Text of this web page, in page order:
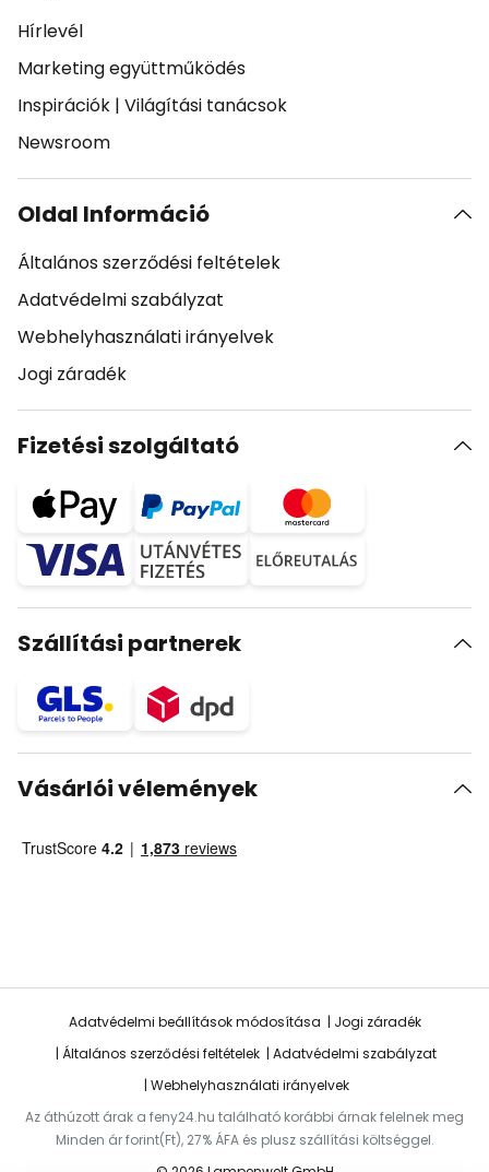
Hírlevél
Marketing együttműködés
Inspirációk | Világítási tanácsok
Newsroom
Oldal Információ
Általános szerződési feltételek
Adatvédelmi szabályzat
Webhelyhasználati irányelvek
Jogi záradék
Fizetési szolgáltató
Szállítási partnerek
Vásárlói vélemények
Adatvédelmi beállítások módosítása
Jogi záradék
Általános szerződési feltételek
Adatvédelmi szabályzat
Webhelyhasználati irányelvek
Az áthúzott árak a feny24.hu található korábbi árnak felelnek meg
Minden ár forint(Ft), 27% ÁFA és plusz szállítási költséggel.